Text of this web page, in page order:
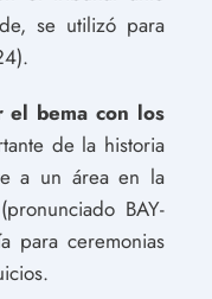
se utilizó para
bema con los
de la historia
a un área en la
BAY-
para ceremonias